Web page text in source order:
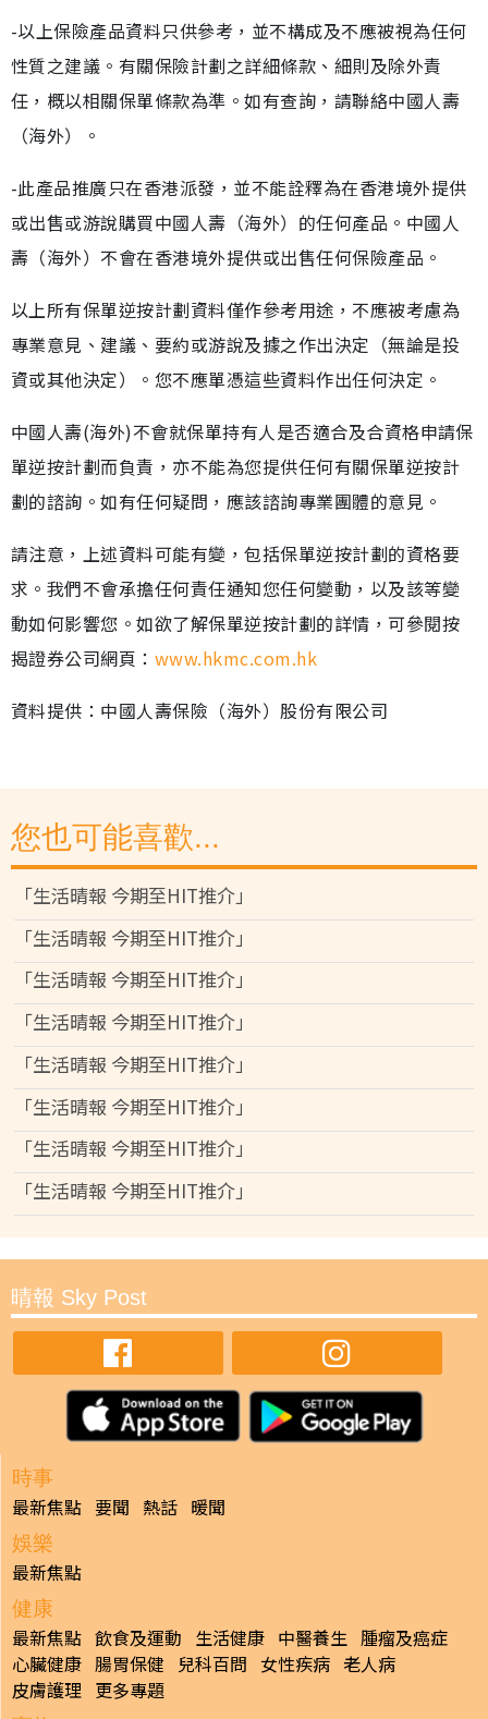
-以上保險產品資料只供參考，並不構成及不應被視為任何
性質之建議。有關保險計劃之詳細條款、細則及除外責
任，概以相關保單條款為準。如有查詢，請聯絡中國人壽
（海外）。
-此產品推廣只在香港派發，並不能詮釋為在香港境外提供
或出售或游說購買中國人壽（海外）的任何產品。中國人
壽（海外）不會在香港境外提供或出售任何保險產品。
以上所有保單逆按計劃資料僅作參考用途，不應被考慮為
專業意見、建議、要約或游說及據之作出決定（無論是投
資或其他決定）。您不應單憑這些資料作出任何決定。
中國人壽(海外)不會就保單持有人是否適合及合資格申請保
單逆按計劃而負責，亦不能為您提供任何有關保單逆按計
劃的諮詢。如有任何疑問，應該諮詢專業團體的意見。
請注意，上述資料可能有變，包括保單逆按計劃的資格要
求。我們不會承擔任何責任通知您任何變動，以及該等變
動如何影響您。如欲了解保單逆按計劃的詳情，可參閱按
揭證券公司網頁： www.hkmc.com.hk
資料提供：中國人壽保險（海外）股份有限公司
您也可能喜歡...
「生活晴報 今期至HIT推介」
「生活晴報 今期至HIT推介」
「生活晴報 今期至HIT推介」
「生活晴報 今期至HIT推介」
「生活晴報 今期至HIT推介」
「生活晴報 今期至HIT推介」
「生活晴報 今期至HIT推介」
「生活晴報 今期至HIT推介」
晴報 Sky Post
時事
最新焦點 要聞 熱話 暖聞
娛樂
最新焦點
健康
最新焦點 飲食及運動 生活健康 中醫養生 腫瘤及癌症
心臟健康 腸胃保健 兒科百問 女性疾病 老人病
皮膚護理 更多專題